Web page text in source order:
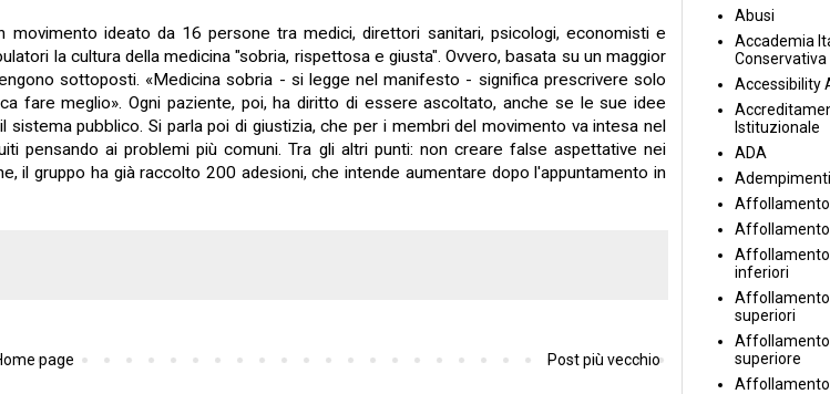
ideato da 16 persone tra medici, direttori sanitari, psicologi, economisti e
la cultura della medicina "sobria, rispettosa e giusta". Ovvero, basata su un maggior
sottoposti. «Medicina sobria - si legge nel manifesto - significa prescrivere solo
fare meglio». Ogni paziente, poi, ha diritto di essere ascoltato, anche se le sue idee
pubblico. Si parla poi di giustizia, che per i membri del movimento va intesa nel
pensando ai problemi più comuni. Tra gli altri punti: non creare false aspettative nei
il gruppo ha già raccolto 200 adesioni, che intende aumentare dopo l'appuntamento in
Post più vecchio
page
Abusi
Accademia
Conservativa
Accessibility
Istituzionale
ADA
Adempimenti
Affollamento
inferiori
Affollamento
superiori
Affollamento
superiore